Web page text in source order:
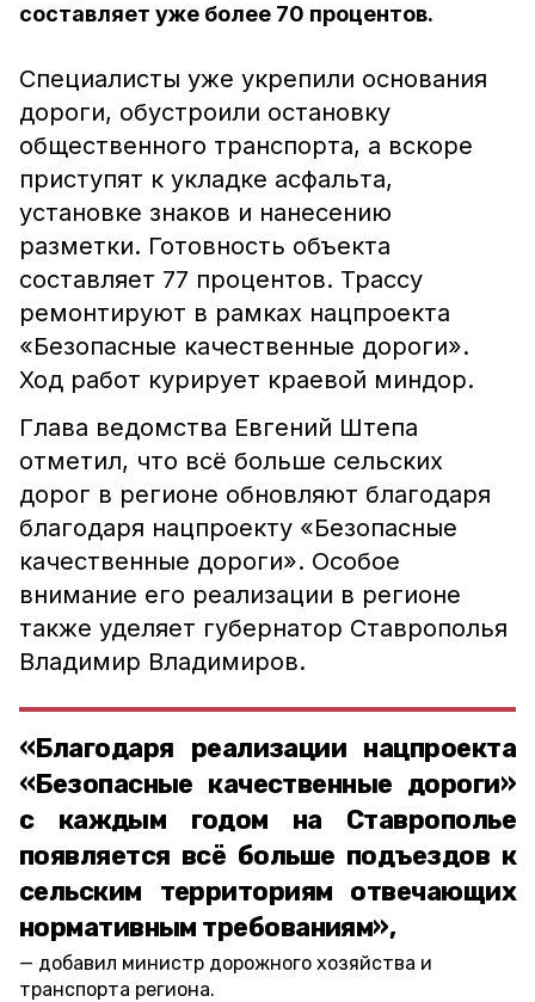
составляет уже более 70 процентов.
Специалисты уже укрепили основания
дороги, обустроили остановку
общественного транспорта, а вскоре
приступят к укладке асфальта,
установке знаков и нанесению
разметки. Готовность объекта
составляет 77 процентов. Трассу
ремонтируют в рамках нацпроекта
«Безопасные качественные дороги».
Ход работ курирует краевой миндор.
Глава ведомства Евгений Штепа
отметил, что всё больше сельских
дорог в регионе обновляют благодаря
благодаря нацпроекту «Безопасные
качественные дороги». Особое
внимание его реализации в регионе
также уделяет губернатор Ставрополья
Владимир Владимиров.
«Благодаря реализации нацпроекта
«Безопасные качественные дороги»
с каждым годом на Ставрополье
появляется всё больше подъездов к
сельским территориям отвечающих
нормативным требованиям»,
добавил министр дорожного хозяйства и
транспорта региона.